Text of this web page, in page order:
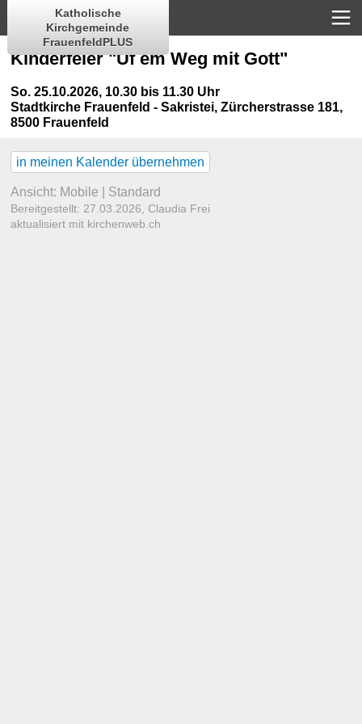
Katholische
Kirchgemeinde
FrauenfeldPLUS
Kinderfeier "Uf em Weg mit Gott"
So. 25.10.2026, 10.30 bis 11.30 Uhr
Stadtkirche Frauenfeld - Sakristei,Zürcherstrasse 181,
8500 Frauenfeld
in meinen Kalender übernehmen
Ansicht: Mobile Standard
Bereitgestellt: 27.03.2026, Claudia Frei
aktualisiert mit kirchenweb.ch